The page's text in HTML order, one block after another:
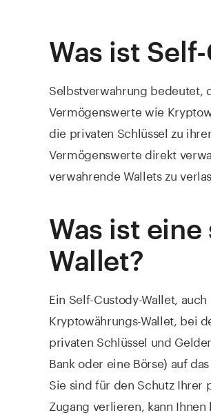
Was ist
Selbstverwahrung bedeutet,
Vermögenswerte wie
die privaten Schlüssel zu
Vermögenswerte direkt
verwahrende Wallets zu
Was ist
Wallet?
Ein Self-Custody-Wallet,
Kryptowährungs-Wallet, bei
privaten Schlüssel und
Bank oder eine Börse) auf
Sie sind für den Schutz Ihrer
Zugang verlieren, kann